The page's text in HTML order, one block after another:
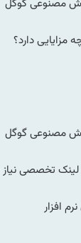
مصنوعی گوگل
تخصصی نیاز
افزار